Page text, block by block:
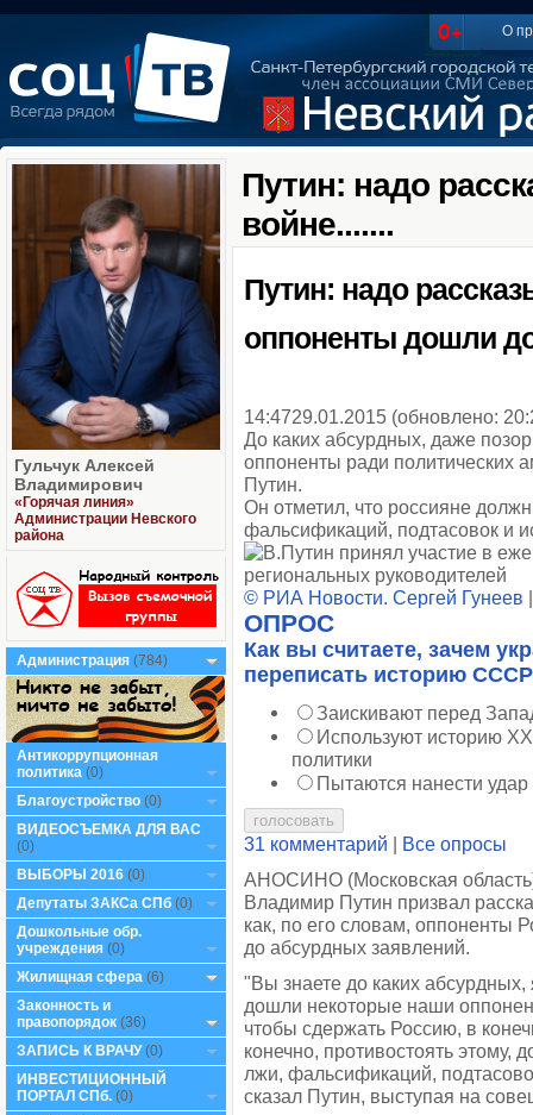
О
Гульчук Алексей
Владимирович
«Горячая линия»
Администрации Невского
района
Администрация (784)
Антикоррупционная
политика (0)
Благоустройство (0)
ВИДЕОСЪЕМКА ДЛЯ ВАС
(0)
ВЫБОРЫ 2016 (0)
Депутаты ЗАКСа СПб (0)
Дошкольные обр.
учреждения (0)
Жилищная сфера (6)
Законность и
правопорядок (36)
ЗАПИСЬ К ВРАЧУ(0)
ИНВЕСТИЦИОННЫЙ
ПОРТАЛ СПб. (0)
Путин: надо
войне.......
Путин: надо
оппоненты дошли
14:4729.01.2015 (обновлено:
До каких абсурдных, даже
оппоненты ради политических
Путин.
Он отметил, что россияне
фальсификаций, подтасовок и
© РИА Новости. Сергей Гунеев
ОПРОС
Как вы считаете, зачем
переписать историю
Заискивают перед
Используют историю
политики
Пытаются нанести
31 комментарий | Все опросы
АНОСИНО (Московская
Владимир Путин призвал
как, по его словам, оппоненты
до абсурдных заявлений.
"Вы знаете до каких
дошли некоторые наши
чтобы сдержать Россию, в
конечно, противостоять этому,
лжи, фальсификаций,
сказал Путин, выступая на